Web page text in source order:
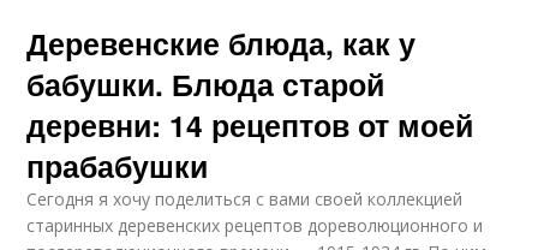
Деревенские блюда, как у
бабушки. Блюда старой
деревни: 14 рецептов от моей
прабабушки
Сегодня я хочу поделиться с вами своей коллекцией
старинных деревенских рецептов дореволюционного и